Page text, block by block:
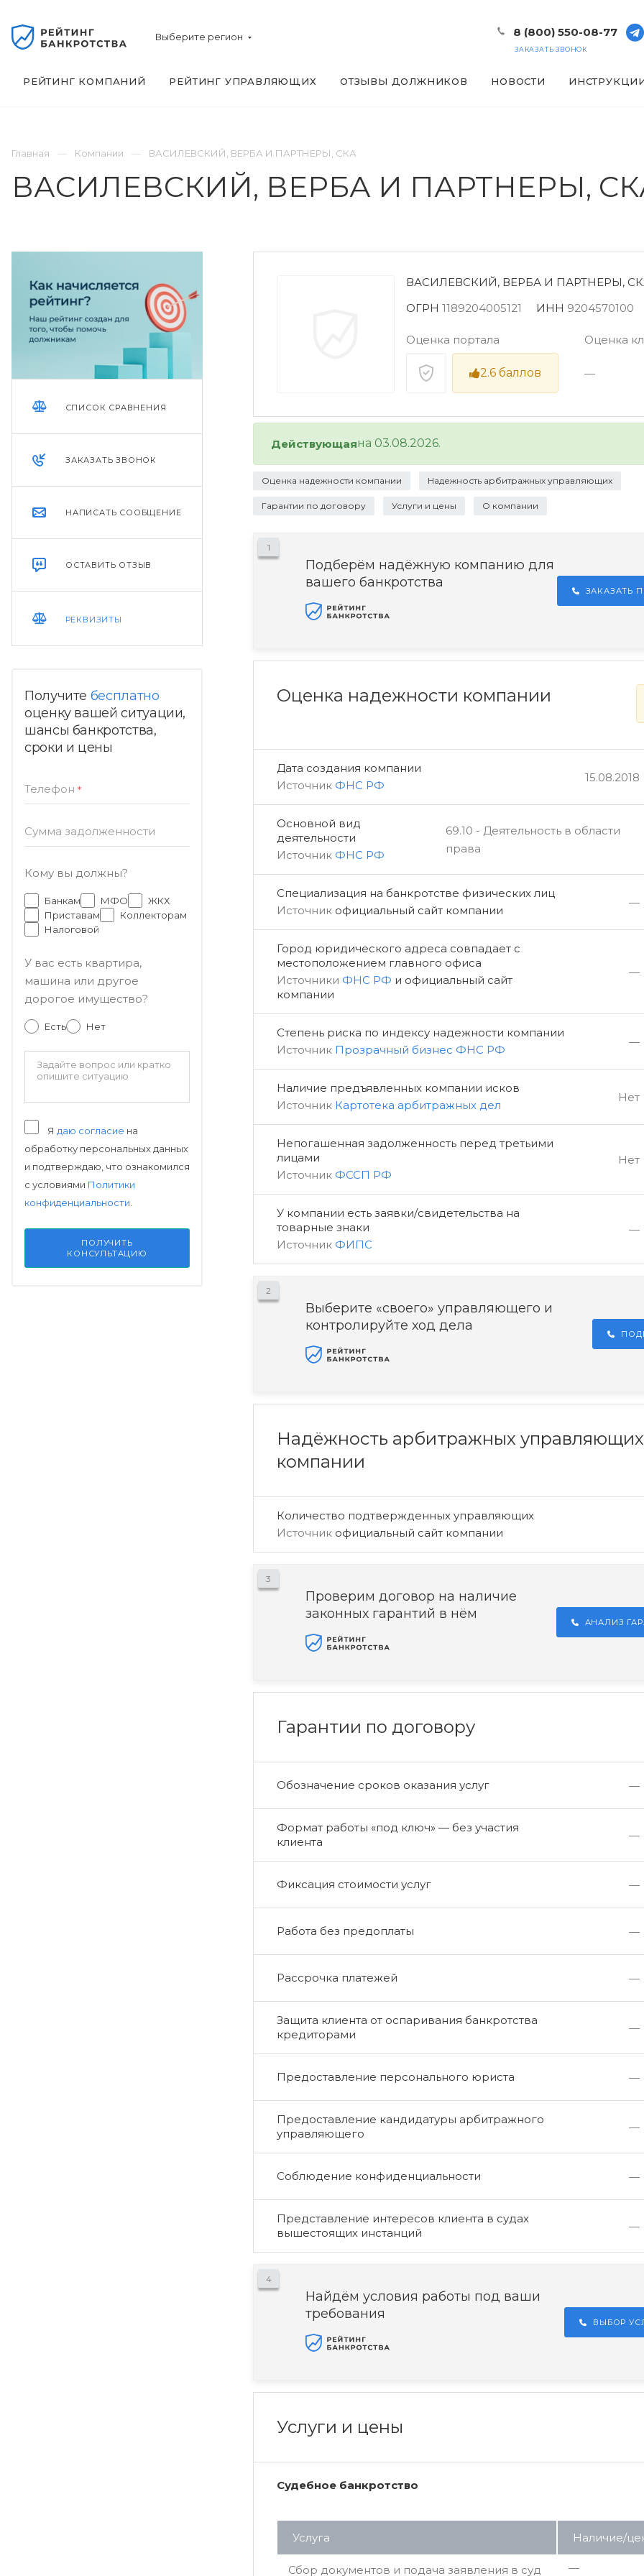
Выберите регион 8 (800) 550-08-77
ЗАКАЗАТЬ ЗВОНОК
РЕЙТИНГ КОМПАНИЙ РЕЙТИНГ УПРАВЛЯЮЩИХ ОТЗЫВЫ ДОЛЖНИКОВ НОВОСТИ
Главная Компании ВАСИЛЕВСКИЙ, ВЕРБА И ПАРТНЕРЫ, СКА
ВАСИЛЕВСКИЙ, ВЕРБА И ПАРТНЕРЫ,
СПИСОК СРАВНЕНИЯ
ЗАКАЗАТЬ ЗВОНОК
НАПИСАТЬ СООБЩЕНИЕ
ОСТАВИТЬ ОТЗЫВ
РЕКВИЗИТЫ
Получите бесплатно
оценку вашей ситуации,
шансы банкротства,
сроки и цены
Телефон *
Сумма задолженности
Кому вы должны?
Банкам МФО
ЖКХ
Приставам
Коллекторам
Налоговой
У вас есть квартира,
машина или другое
дорогое имущество?
Есть Нет
Я даю согласие на
обработку персональных данных
и подтверждаю, что ознакомился
с условиями Политики
конфиденциальности.
ПОЛУЧИТЬ
КОНСУЛЬТАЦИЮ
ВАСИЛЕВСКИЙ, ВЕРБА И ПАРТНЕРЫ,
ОГРН 1189204005121 ИНН 9204570100
Оценка портала
2.6 баллов
Оценка
—
Действующаяна 03.08.2026.
Оценка надежности компании Надежность арбитражных управляющих
Гарантии по договору Услуги и цены О компании
1
Подберём надёжную компанию для
вашего банкротства
ЗАКАЗАТЬ
Оценка надежности компании
Дата создания компании
Источник ФНС РФ
15.08.2018
Основной вид
деятельности
Источник ФНС РФ
69.10 - Деятельность в области
права
Специализация на банкротстве физических лиц
Источник официальный сайт компании
—
Город юридического адреса совпадает с
местоположением главного офиса
Источники ФНС РФ и официальный сайт
компании
—
Степень риска по индексу надежности компании
Источник Прозрачный бизнес ФНС РФ
—
Наличие предъявленных компании исков
Источник Картотека арбитражных дел
Нет
Непогашенная задолженность перед третьими
лицами
Источник ФССП РФ
Нет
У компании есть заявки/свидетельства на
товарные знаки
Источник ФИПС
—
2
Выберите «своего» управляющего и
контролируйте ход дела
Надёжность арбитражных управляющих
компании
Количество подтвержденных управляющих
Источник официальный сайт компании
3
Проверим договор на наличие
законных гарантий в нём
АНАЛИЗ
Гарантии по договору
Обозначение сроков оказания услуг —
Формат работы «под ключ» — без участия
клиента
—
Фиксация стоимости услуг —
Работа без предоплаты —
Рассрочка платежей —
Защита клиента от оспаривания банкротства
кредиторами
—
Предоставление персонального юриста —
Предоставление кандидатуры арбитражного
управляющего
—
Соблюдение конфиденциальности —
Представление интересов клиента в судах
вышестоящих инстанций
—
4
Найдём условия работы под ваши
требования
ВЫБОР
Услуги и цены
Судебное банкротство
Услуга Наличие/
Сбор документов и подача заявления в суд —